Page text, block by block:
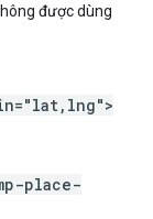
được dùng
place-